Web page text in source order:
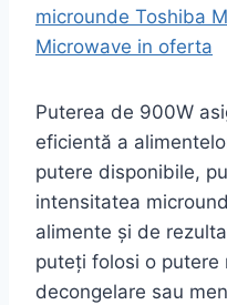
microunde Toshiba
Microwave in oferta
Puterea de 900W
eficientă a
putere disponibile,
intensitatea
alimente și de
puteți folosi o putere
decongelare sau